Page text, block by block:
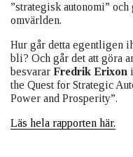
”strategisk autonomi”
omvärlden.
Hur går detta egentligen
bli? Och går det att göra
besvarar Fredrik Erixon
the Quest for Strategic
Power and Prosperity”.
Läs hela rapporten här.